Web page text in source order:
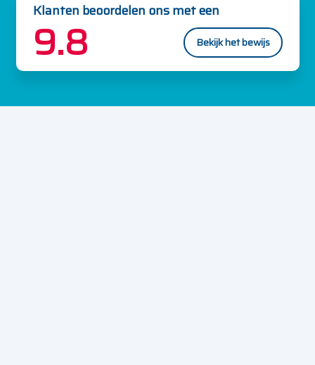
Klanten beoordelen ons met een
9.8 Bekijk het bewijs